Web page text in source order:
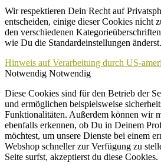
Wir respektieren Dein Recht auf
entscheiden, einige dieser Cookies nicht
den verschiedenen
wie Du die Standardeinstellungen änderst.
Hinweis auf Verarbeitung durch US-
Notwendig Notwendig
Diese Cookies sind für den Betrieb der
und ermöglichen beispielsweise
Funktionalitäten. Außerdem können wir
ebenfalls erkennen, ob Du in Deinem
möchtest, um unsere Dienste bei einem
Webshop schneller zur Verfügung zu
Seite surfst, akzeptierst du diese Cookies.